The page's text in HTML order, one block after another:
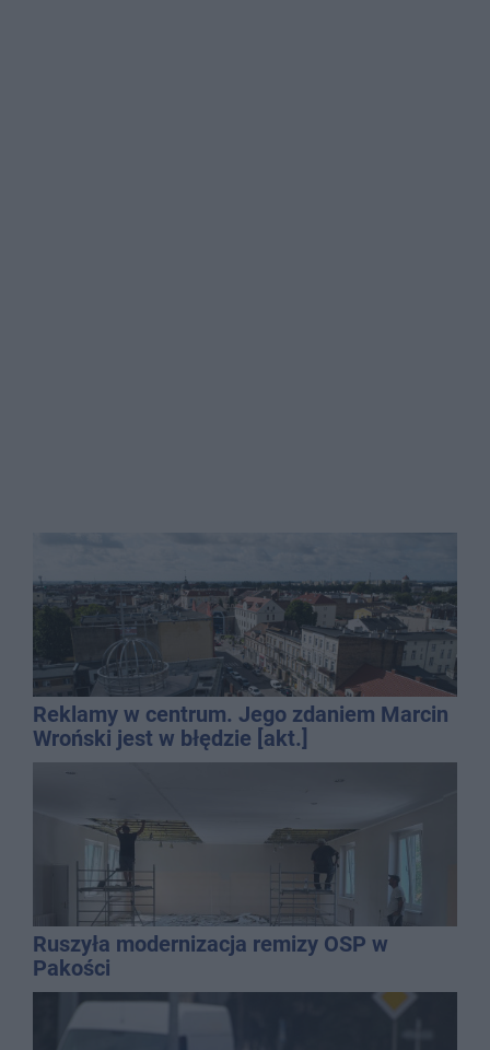
Reklamy w centrum. Jego zdaniem Marcin
Wroński jest w błędzie [akt.]
Ruszyła modernizacja remizy OSP w
Pakości